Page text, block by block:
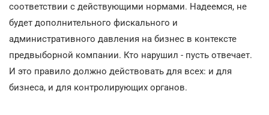
соответствии с действующими нормами. Надеемся, не
будет дополнительного фискального и
административного давления на бизнес в контексте
предвыборной компании. Кто нарушил - пусть отвечает.
И это правило должно действовать для всех: и для
бизнеса, и для контролирующих органов.